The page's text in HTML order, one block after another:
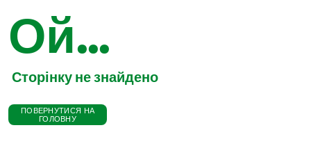
Ой...
Сторінку не знайдено
ПОВЕРНУТИСЯ НА
ГОЛОВНУ